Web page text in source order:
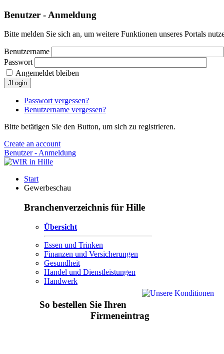
Benutzer - Anmeldung
Bitte melden Sie sich an, um weitere Funktionen unseres Portals
Benutzername
Passwort
Angemeldet bleiben
JLogin
Passwort vergessen?
Benutzername vergessen?
Bitte betätigen Sie den Button, um sich zu registrieren.
Create an account
Benutzer - Anmeldung
Start
Gewerbeschau
Branchenverzeichnis für Hille
Übersicht
Essen und Trinken
Finanzen und Versicherungen
Gesundheit
Handel und Dienstleistungen
Handwerk
So bestellen Sie Ihren
Firmeneintrag